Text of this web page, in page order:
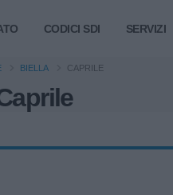
CODICI SDI SERVIZI
BIELLA CAPRILE